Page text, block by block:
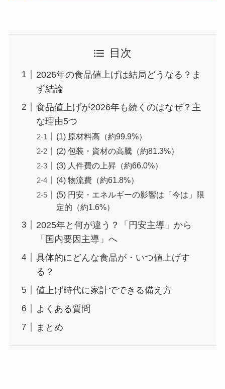
目次
2026年の食品値上げは結局どうなる？ま
ず結論
食品値上げが2026年も続くのはなぜ？主
な理由5つ
(1) 原材料高（約99.9%）
(2) 包装・資材の高騰（約81.3%）
(3) 人件費の上昇（約66.0%）
(4) 物流費（約61.8%）
(5) 円安・エネルギーの影響は「今は」限
定的（約1.6%）
2025年と何が違う？「円安主導」から
「国内要因主導」へ
具体的にどんな食品が・いつ値上げす
る？
値上げ時代に家計でできる備え方
よくある質問
まとめ